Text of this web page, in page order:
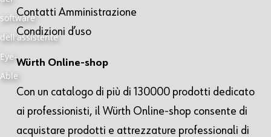
Contatti Amministrazione
Condizioni d’uso
Würth Online-shop
Con un catalogo di più di 130000 prodotti dedicato
ai professionisti, il Würth Online-shop consente di
acquistare prodotti e attrezzature professionali di